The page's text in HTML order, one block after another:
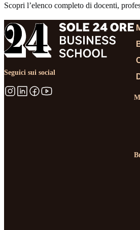
Scopri l’elenco completo di docenti,
Seguici sui social